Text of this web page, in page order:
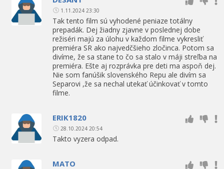
1.11.2024 23:30
Tak tento film sú vyhodené peniaze totálny
prepadák. Dej žiadny zjavne v poslednej dobe
režiséri majú za úlohu v každom filme vykresliť
premiéra SR ako najvedčšieho zločinca. Potom sa
divíme, že sa stane to čo sa stalo v máji streľba na
premiéra. Ešte aj rozprávka pre deti ma aspoň dej.
Nie som fanúšik slovenského Repu ale divím sa
Separovi ,že sa nechal utekať účinkovať v tomto
filme.
ERIK1820
28.10.2024 20:54
Takto vyzera odpad.
MATO